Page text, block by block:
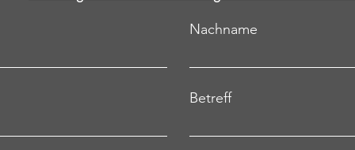
Nachname
Betreff